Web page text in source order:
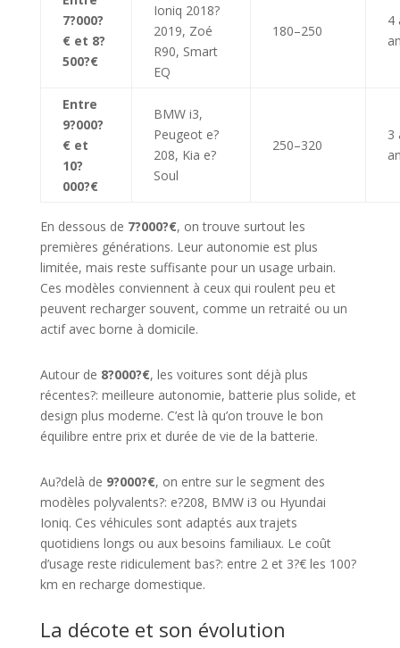
7?000?
€ et 8?
500?€
Ioniq 2018?
2019, Zoé
R90, Smart
EQ
180–250
4
Entre
9?000?
€ et
10?
000?€
BMW i3,
Peugeot e?
208, Kia e?
Soul
250–320
3
En dessous de 7?000?€, on trouve surtout les
premières générations. Leur autonomie est plus
limitée, mais reste suffisante pour un usage urbain.
Ces modèles conviennent à ceux qui roulent peu et
peuvent recharger souvent, comme un retraité ou un
actif avec borne à domicile.
Autour de 8?000?€, les voitures sont déjà plus
récentes?: meilleure autonomie, batterie plus solide, et
design plus moderne. C’est là qu’on trouve le bon
équilibre entre prix et durée de vie de la batterie.
Au?delà de 9?000?€, on entre sur le segment des
modèles polyvalents?: e?208, BMW i3 ou Hyundai
Ioniq. Ces véhicules sont adaptés aux trajets
quotidiens longs ou aux besoins familiaux. Le coût
d’usage reste ridiculement bas?: entre 2 et 3?€ les 100?
km en recharge domestique.
La décote et son évolution